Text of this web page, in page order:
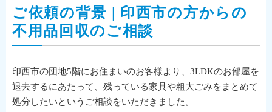
ご依頼の背景 | 印西市の方からの
不用品回収のご相談
印西市の団地5階にお住まいのお客様より、3LDKのお部屋を
退去するにあたって、残っている家具や粗大ごみをまとめて
処分したいというご相談をいただきました。